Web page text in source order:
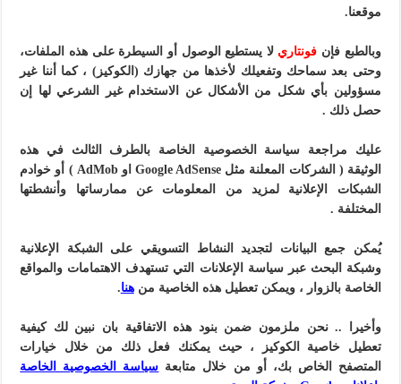
موقعنا.
وبالطبع فإن فونتاريلا يستطيع الوصول أو السيطرة على هذه الملفات،
وحتى بعد سماحك وتفعيلك لأخذها من جهازك (الكوكيز) ، كما أننا غير
مسؤولين بأي شكل من الأشكال عن الاستخدام غير الشرعي لها إن
حصل ذلك .
عليك مراجعة سياسة الخصوصية الخاصة بالطرف الثالث في هذه
الوثيقة ( الشركات المعلنة مثل Google AdSense او AdMob ) أو خوادم
الشبكات الإعلانية لمزيد من المعلومات عن ممارساتها وأنشطتها
المختلفة .
يُمكن جمع البيانات لتجديد النشاط التسويقي على الشبكة الإعلانية
وشبكة البحث عبر سياسة الإعلانات التي تستهدف الاهتمامات والمواقع
الخاصة بالزوار ، ويمكن تعطيل هذه الخاصية منهنا.
وأخيرا .. نحن ملزمون ضمن بنود هذه الاتفاقية بان نبين لك كيفية
تعطيل خاصية الكوكيز ، حيث يمكنك فعل ذلك من خلال خيارات
المتصفح الخاص بك، أو من خلال متابعة سياسة الخصوصية الخاصة